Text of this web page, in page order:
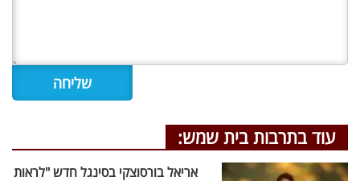
עוד בתרבות בית שמש:
אריאל בורסוצקי בסינגל חדש "לראות